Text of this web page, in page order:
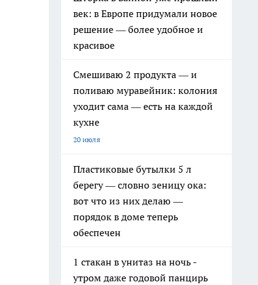
век: в Европе придумали новое
решение — более удобное и
красивое
Смешиваю 2 продукта — и
поливаю муравейник: колония
уходит сама — есть на каждой
кухне
20 июля
Пластиковые бутылки 5 л
берегу — словно зеницу ока:
вот что из них делаю —
порядок в доме теперь
обеспечен
1 стакан в унитаз на ночь -
утром даже годовой панцирь